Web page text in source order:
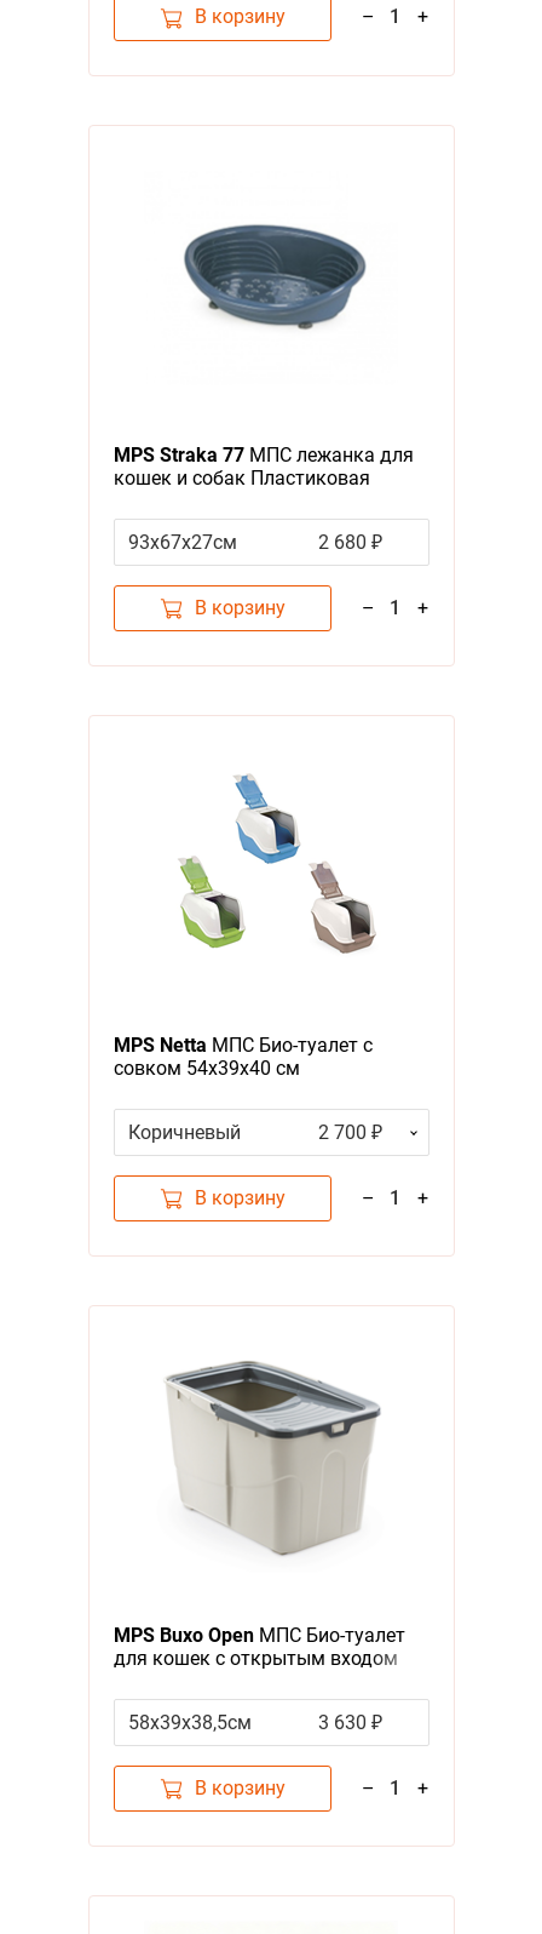
В корзину – 1 +
MPS Straka 77МПС лежанка для
кошек и собак Пластиковая
93х67х27см
2 680 ₽
В корзину – 1 +
MPS Netta МПС Био-туалет с
совком 54х39х40 см
Коричневый 2 700 ₽
В корзину – 1 +
MPS Buxo OpenМПС Био-туалет
для кошек с открытым входом
58x39x38,5см
3 630 ₽
В корзину – 1 +